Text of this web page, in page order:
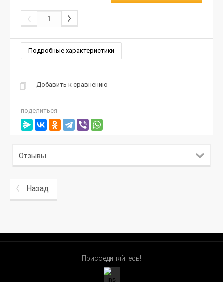
Подробные характеристики
Добавить к сравнению
поделиться
Отзывы
Назад
Присоединяйтесь!